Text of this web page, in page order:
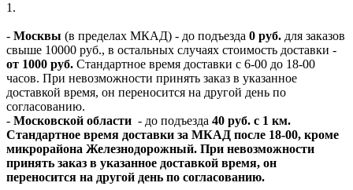
1.
- Москвы (в пределах МКАД) - до подъезда 0 руб. для заказов
свыше 10000 руб., в остальных случаях стоимость доставки -
от 1000 руб. Стандартное время доставки с 6-00 до 18-00
часов. При невозможности принять заказ в указанное
доставкой время, он переносится на другой день по
согласованию.
- Московской области - до подъезда 40 руб. с 1 км.
Стандартное время доставки за МКАД после 18-00, кроме
микрорайона Железнодорожный. При невозможности
принять заказ в указанное доставкой время, он
переносится на другой день по согласованию.